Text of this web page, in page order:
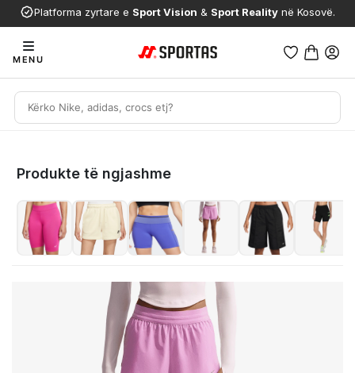
Platforma zyrtare e Sport Vision & Sport Reality në Kosovë.
MENU
Produkte të ngjashme